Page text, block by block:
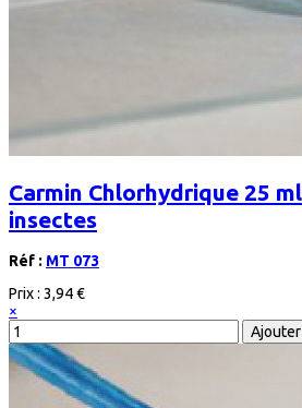
Carmin Chlorhydrique 25
insectes
Réf : MT 073
Prix : 3,94 €
×